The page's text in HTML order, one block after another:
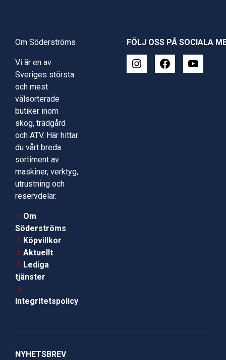
Om Söderströms
Vi är en av
Sveriges största
och mest
välsorterade
butiker inom
skog, trädgård
och ATV. Här hittar
du vårt breda
sortiment av
maskiner, verktyg,
utrustning och
reservdelar.
Om
Söderströms
Köpvillkor
Aktuellt
Lediga
tjänster
Integritetspolicy
FÖLJ OSS PÅ SOCIALA
NYHETSBREV